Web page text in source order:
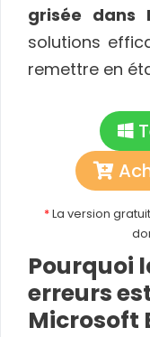
grisée dans
solutions
remettre en
*La version
Pourquoi
erreurs
Microsoft